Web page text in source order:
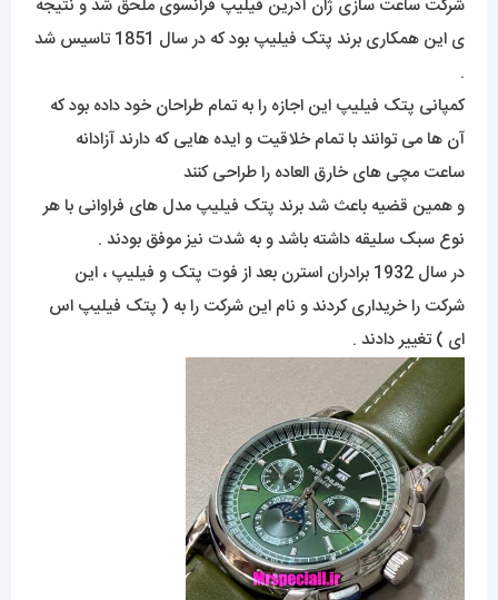
شرکت ساعت سازی ژان آدرین فیلیپ فرانسوی ملحق شد و نتیجه
ی این همکاری برند پتک فیلیپ بود که در سال 1851 تاسیس شد
.
کمپانی پتک فیلیپ این اجازه را به تمام طراحان خود داده بود که
آن ها می توانند با تمام خلاقیت و ایده هایی که دارند آزادانه
ساعت مچی های خارق العاده را طراحی کنند
و همین قضیه باعث شد برند پتک فیلیپ مدل های فراوانی با هر
نوع سبک سلیقه داشته باشد و به شدت نیز موفق بودند .
در سال 1932 برادران استرن بعد از فوت پتک و فیلیپ ، این
شرکت را خریداری کردند و نام این شرکت را به ( پتک فیلیپ اس
ای ) تغییر دادند .